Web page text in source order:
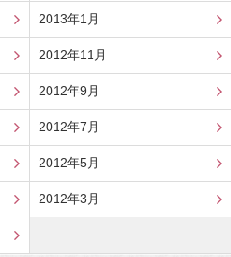
2013年1月
2012年11月
2012年9月
2012年7月
2012年5月
2012年3月